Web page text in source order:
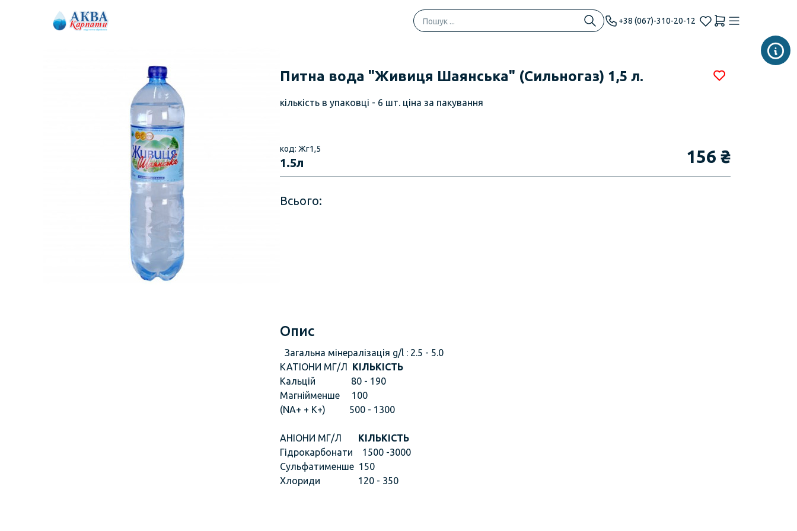
+38 (067)-310-20-12
Питна вода "Живиця Шаянська" (Сильногаз) 1,5 л.
кількість в упаковці - 6 шт. ціна за пакування
код: Жг1,5
1.5л 156 ₴
Всього:
Опис
Загальна мінералізація g/l : 2.5 - 5.0
КАТІОНИ МГ/Л КІЛЬКІСТЬ
Кальцій 80 - 190
Магнійменше 100
(NA+ + K+) 500 - 1300
АНІОНИ МГ/Л КІЛЬКІСТЬ
Гідрокарбонати 1500 -3000
Сульфатименше 150
Хлориди 120 - 350